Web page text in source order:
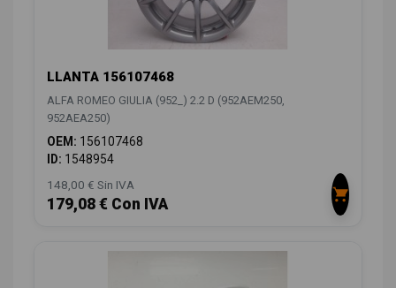
LLANTA 156107468
ALFA ROMEO GIULIA (952_) 2.2 D (952AEM250,
952AEA250)
OEM: 156107468
ID: 1548954
148,00 € Sin IVA
179,08 € Con IVA